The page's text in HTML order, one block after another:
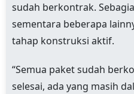
sudah berkontrak.
sementara beberapa
tahap konstruksi aktif.
“Semua paket sudah
selesai, ada yang masih